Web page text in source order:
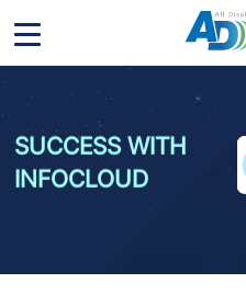
SUCCESS WITH
INFOCLOUD